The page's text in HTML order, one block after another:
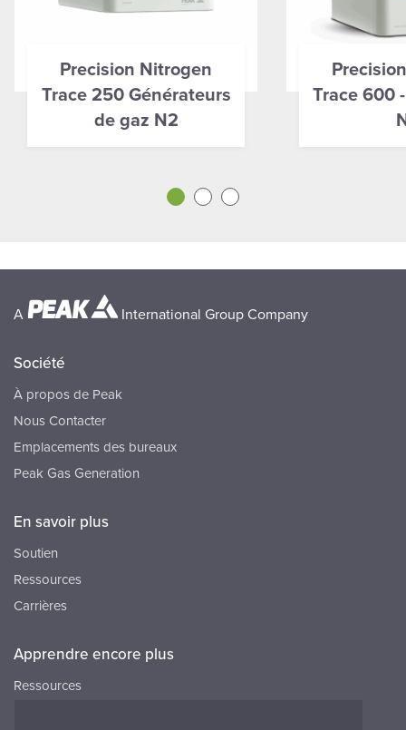
Precision Nitrogen
Trace 250 Générateurs
de gaz N2
Trace 600
A International Group Company
Société
À propos de Peak
Nous Contacter
Emplacements des bureaux
Peak Gas Generation
En savoir plus
Soutien
Ressources
Carrières
Apprendre encore plus
Ressources